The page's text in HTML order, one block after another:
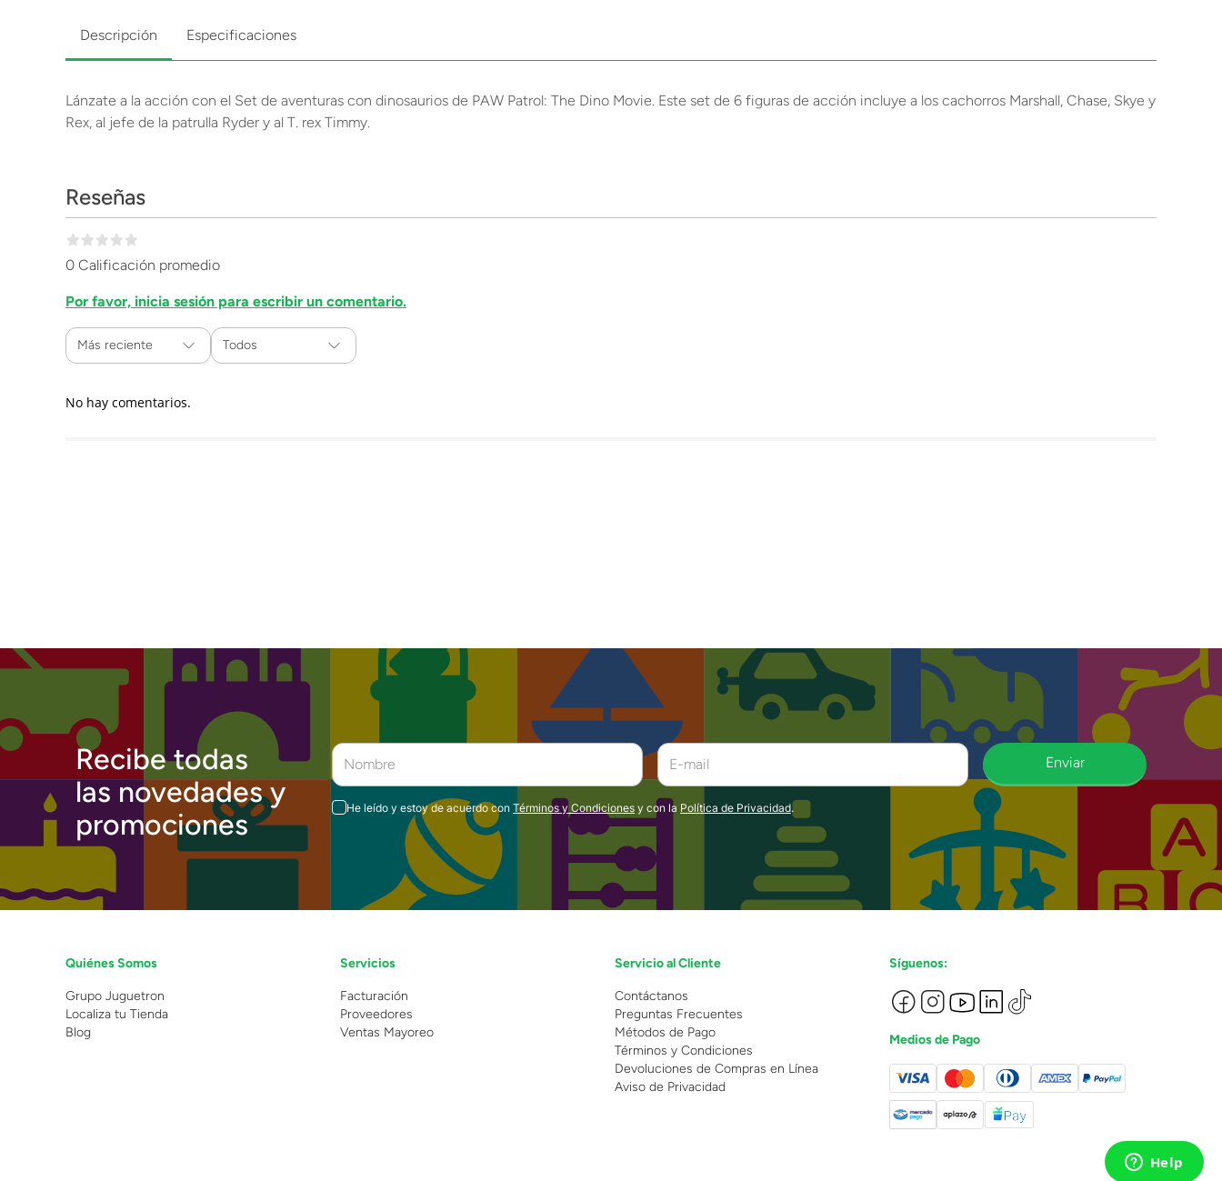
Descripción Especificaciones
Lánzate a la acción con el Set de aventuras con dinosaurios de PAW Patrol: The Dino Movie. Este set de 6 figuras de acción incluye a los cachorros Marshall, Chase, Skye y
Rex, al jefe de la patrulla Ryder y al T. rex Timmy.
Reseñas
0 Calificación promedio
Por favor, inicia sesión para escribir un comentario.
Más reciente Todos
No hay comentarios.
Recibe todas
las novedades y
promociones
Enviar
He leído y estoy de acuerdo con Términos y Condiciones y con la Política de Privacidad.
Quiénes Somos
Grupo Juguetron
Localiza tu Tienda
Blog
Servicios
Facturación
Proveedores
Ventas Mayoreo
Servicio al Cliente
Contáctanos
Preguntas Frecuentes
Métodos de Pago
Términos y Condiciones
Devoluciones de Compras en Línea
Aviso de Privacidad
Síguenos:
Medios de Pago